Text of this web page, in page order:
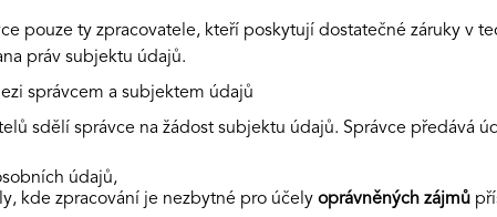
pouze ty zpracovatele, kteří poskytují dostatečné záruky v
práv subjektu údajů.
správcem a subjektem údajů
sdělí správce na žádost subjektu údajů. Správce předává
údajů,
kde zpracování je nezbytné pro účely oprávněných zájmů